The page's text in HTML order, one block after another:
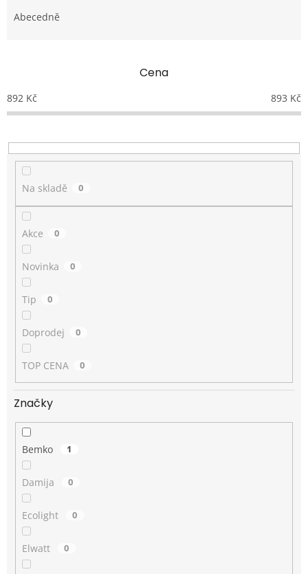
e
o
d
k
t
Abecedně
Cena
892 Kč 893 Kč
Na skladě 0
Akce 0
Novinka 0
Tip 0
Doprodej 0
TOP CENA 0
Značky
Bemko 1
Damija 0
Ecolight 0
Elwatt 0